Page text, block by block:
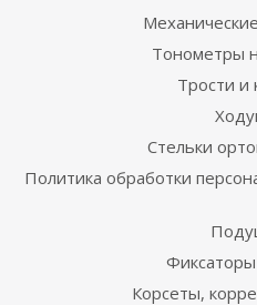
Тонометры
Трости и
Стельки
Политика обработки
Фиксаторы
Корсеты,